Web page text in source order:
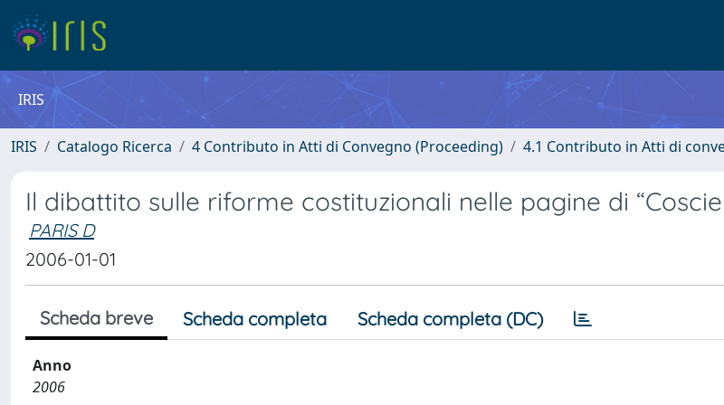
IRIS
IRIS Catalogo Ricerca 4 Contributo in Atti di Convegno (Proceeding) 4.1 Contributo in Atti di
Il dibattito sulle riforme costituzionali nelle pagine di
PARIS D
2006-01-01
Scheda breve Scheda completa Scheda completa (DC)
Anno
2006